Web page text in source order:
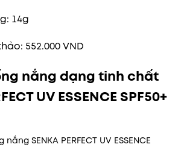
14g
552.000 VND
nắng dạng tinh chất
UV ESSENCESPF50+